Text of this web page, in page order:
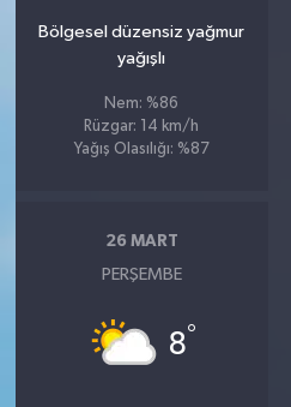
Bölgesel düzensiz yağmur
yağışlı
Nem: %86
Rüzgar: 14 km/h
Yağış Olasılığı: %87
26 MART
PERŞEMBE
8°